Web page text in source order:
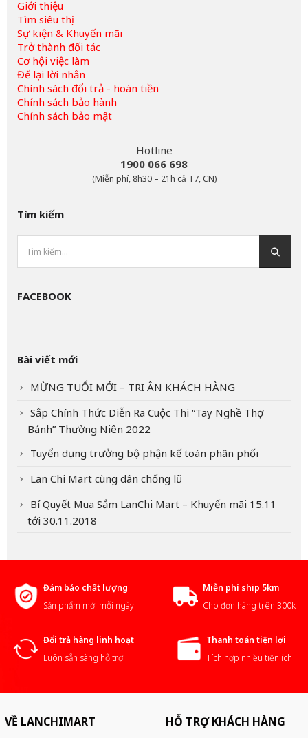
Giới thiệu
Tìm siêu thị
Sự kiện & Khuyến mãi
Trở thành đối tác
Cơ hội việc làm
Để lại lời nhắn
Chính sách đổi trả - hoàn tiền
Chính sách bảo hành
Chính sách bảo mật
Hotline
1900 066 698
(Miễn phí, 8h30 – 21h cả T7, CN)
Tìm kiếm
FACEBOOK
Bài viết mới
MỪNG TUỔI MỚI – TRI ÂN KHÁCH HÀNG
Sắp Chính Thức Diễn Ra Cuộc Thi “Tay Nghề Thợ
Bánh” Thường Niên 2022
Tuyển dụng trưởng bộ phận kế toán phân phối
Lan Chi Mart cùng dân chống lũ
Bí Quyết Mua Sắm LanChi Mart – Khuyến mãi 15.11
tới 30.11.2018
Đảm bảo chất lượng
Sản phẩm mới mỗi ngày
Miễn phí ship 5km
Cho đơn hàng trên 300k
Đổi trả hàng linh hoạt
Luôn sẵn sàng hỗ trợ
Thanh toán tiện lợi
Tích hợp nhiều tiện ích
VỀ LANCHIMART HỖ TRỢ KHÁCH HÀNG